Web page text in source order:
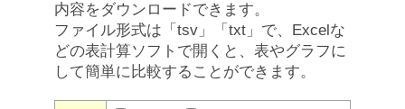
内容をダウンロードできます。
ファイル形式は「tsv」「txt」で、Excelな
どの表計算ソフトで開くと、表やグラフに
して簡単に比較することができます。